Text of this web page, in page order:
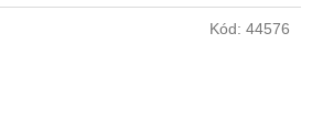
Kód: 44576